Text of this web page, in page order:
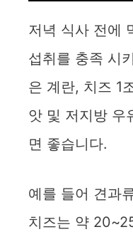
저녁 식사 전에
섭취를 충족 시
은 계란, 치즈 1
앗 및 저지방 우
면 좋습니다.
예를 들어 견과
치즈는 약